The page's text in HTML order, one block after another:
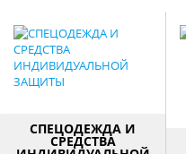
СПЕЦОДЕЖДА И
СРЕДСТВА